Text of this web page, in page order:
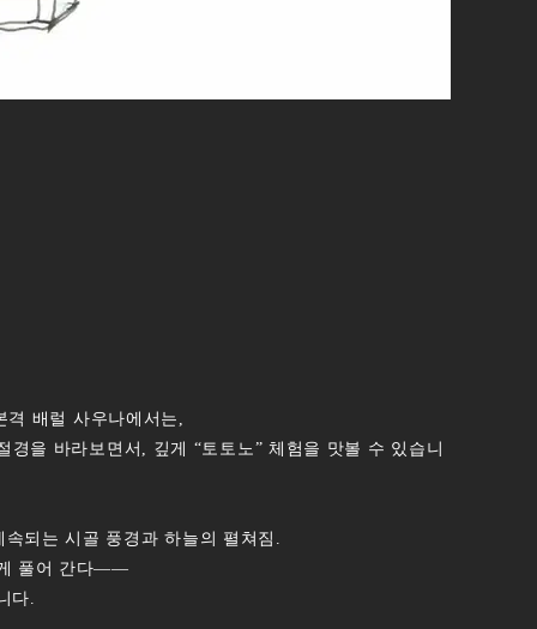
격 배럴 사우나에서는,
을 바라보면서, 깊게 “토토노” 체험을 맛볼 수 있습니
되는 시골 풍경과 하늘의 펼쳐짐.
게 풀어 간다――
다.